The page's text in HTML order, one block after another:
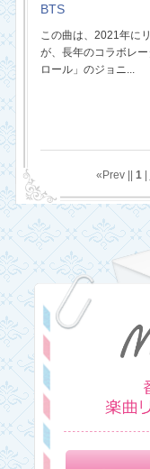
BTS
この曲は、2021年に
が、長年のコラボレ
ロール」のジョニ...
«Prev || 1|